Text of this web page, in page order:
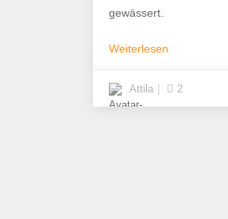
gewässert.
Weiterlesen
Attila 2